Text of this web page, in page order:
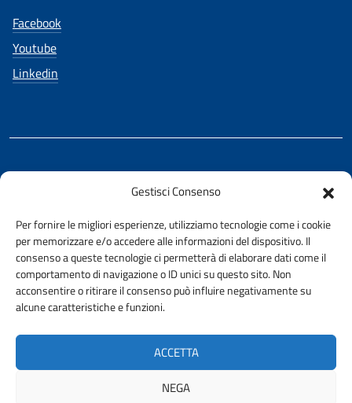
Gestisci Consenso
Per fornire le migliori esperienze, utilizziamo tecnologie come i cookie
per memorizzare e/o accedere alle informazioni del dispositivo. Il
consenso a queste tecnologie ci permetterà di elaborare dati come il
comportamento di navigazione o ID unici su questo sito. Non
acconsentire o ritirare il consenso può influire negativamente su
alcune caratteristiche e funzioni.
ACCETTA
NEGA
Facebook
Youtube
Linkedin
REALIZZATO CON LA COLLABORAZIONE DI
AMMINISTRAZIONE TRASPARENTE
PRIVACY E COOKIE POLICY URP